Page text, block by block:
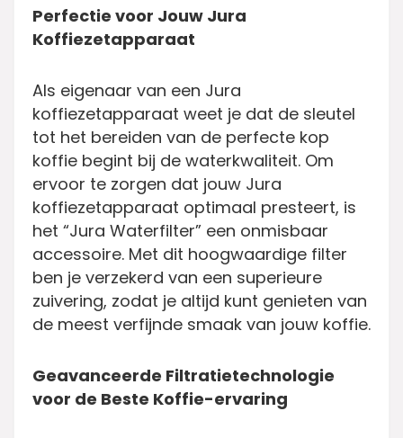
Perfectie voor Jouw Jura
Koffiezetapparaat
Als eigenaar van een Jura
koffiezetapparaat weet je dat de sleutel
tot het bereiden van de perfecte kop
koffie begint bij de waterkwaliteit. Om
ervoor te zorgen dat jouw Jura
koffiezetapparaat optimaal presteert, is
het “Jura Waterfilter” een onmisbaar
accessoire. Met dit hoogwaardige filter
ben je verzekerd van een superieure
zuivering, zodat je altijd kunt genieten van
de meest verfijnde smaak van jouw koffie.
Geavanceerde Filtratietechnologie
voor de Beste Koffie-ervaring